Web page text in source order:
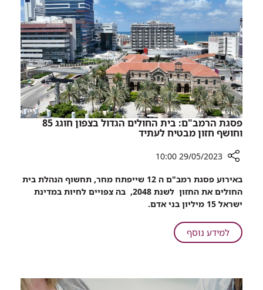
סיכון
גבוה
לחלות
בסרטן,
נמצאה
תוצאה
הפוכה
פסגת הרמב"ם: בית החולים הגדול בצפון חוגג 85
וחושף חזון מבטיח לעתיד
שיתוף
פסגת
הרמב"ם:
החולים
29/05/2023 10:00
באירוע פסגת רמב"ם ה 12 שייפתח מחר, תחשוף הנהלת בית
החולים את החזון לשנת 2048, בה צפויים לחיות במדינת
ישראל 15 מיליון בני אדם.
למידע נוסףעל
פסגת
החולים